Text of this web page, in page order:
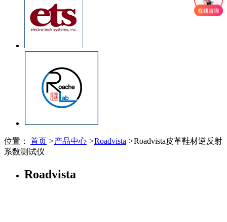
位置： 首页 >产品中心 >Roadvista >Roadvista皮革鞋材逆反射
系数测试仪
Roadvista